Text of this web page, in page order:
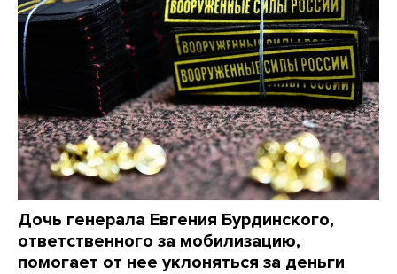
Дочь генерала Евгения Бурдинского,
ответственного за мобилизацию,
помогает от нее уклоняться за деньги